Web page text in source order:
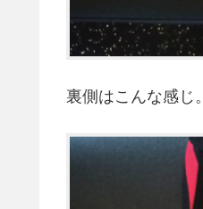
裏側はこんな感じ。